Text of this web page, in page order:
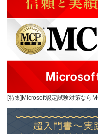
[特集]Microsoft認定試験対策なら